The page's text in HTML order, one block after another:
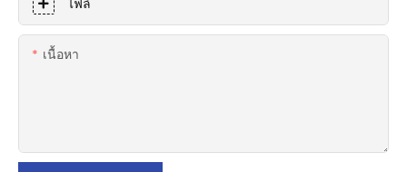
ไฟล์
เนื้อหา